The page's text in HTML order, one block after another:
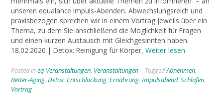
unseren equalance Impuls-Abenden. Abwechslungsreich und
praxisbezogen sprechen wir in einem Vortrag jeweils über ein
Thema, zu dem Sie anschließend die Möglichkeit für Fragen
und einen kurzen Austausch mit Gleichgesinnten haben.
18.02.2020 | Detox: Reinigung für Körper, Weiter lesen
Posted ineq-Veranstaltungen, Veranstaltungen TaggedAbnehmen,
Better-Aging, Detox, Entschlackung, Ernährung, Impulsabend, Schlafen,
Vortrag